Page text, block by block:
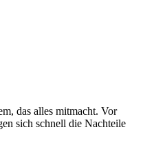
das alles mitmacht. Vor
sich schnell die Nachteile